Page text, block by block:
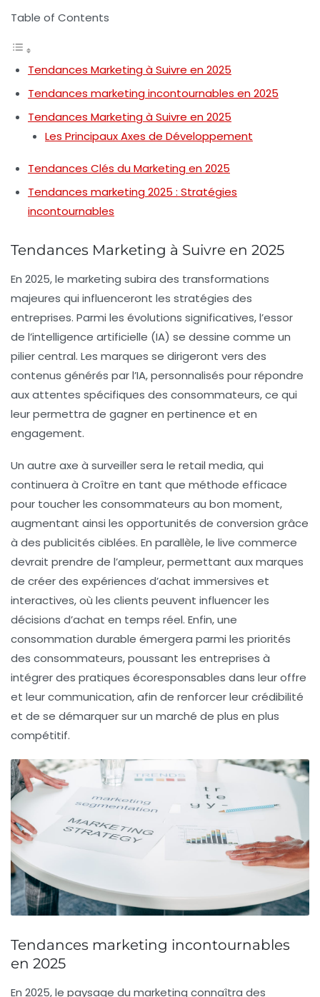
Table of Contents
Tendances Marketing à Suivre en 2025
Tendances marketing incontournables en 2025
Tendances Marketing à Suivre en 2025
Les Principaux Axes de Développement
Tendances Clés du Marketing en 2025
Tendances marketing 2025 : Stratégies
incontournables
Tendances Marketing à Suivre en 2025
En 2025, le marketing subira des transformations
majeures qui influenceront les stratégies des
entreprises. Parmi les évolutions significatives, l’essor
de l’intelligence artificielle (IA) se dessine comme un
pilier central. Les marques se dirigeront vers des
contenus générés par l’IA, personnalisés pour répondre
aux attentes spécifiques des consommateurs, ce qui
leur permettra de gagner en pertinence et en
engagement.
Un autre axe à surveiller sera le retail media, qui
continuera à Croître en tant que méthode efficace
pour toucher les consommateurs au bon moment,
augmentant ainsi les opportunités de conversion grâce
à des publicités ciblées. En parallèle, le live commerce
devrait prendre de l’ampleur, permettant aux marques
de créer des expériences d’achat immersives et
interactives, où les clients peuvent influencer les
décisions d’achat en temps réel. Enfin, une
consommation durable émergera parmi les priorités
des consommateurs, poussant les entreprises à
intégrer des pratiques écoresponsables dans leur offre
et leur communication, afin de renforcer leur crédibilité
et de se démarquer sur un marché de plus en plus
compétitif.
Tendances marketing incontournables
en 2025
En 2025, le paysage du marketing connaîtra des